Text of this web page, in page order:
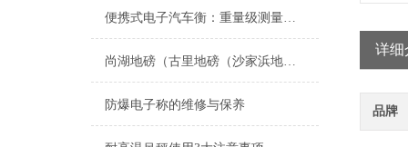
便携式电子汽车衡：重量级测量的灵活解决方案
尚湖地磅（古里地磅（沙家浜地磅（支塘地磅）董浜地磅）海虞地磅维修
防爆电子称的维修与保养
详细
品牌